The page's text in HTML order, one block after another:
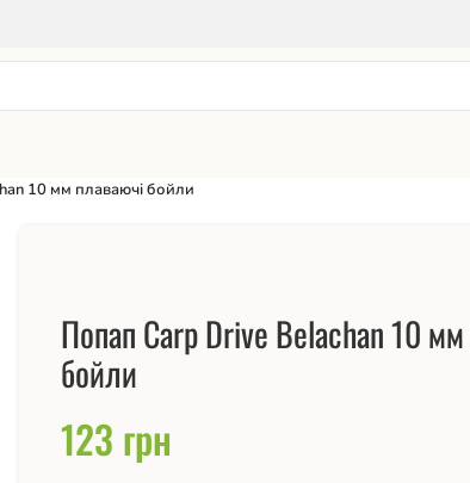
10 мм плаваючі бойли
Попап Carp Drive Belachan 10 мм
бойли
123 грн